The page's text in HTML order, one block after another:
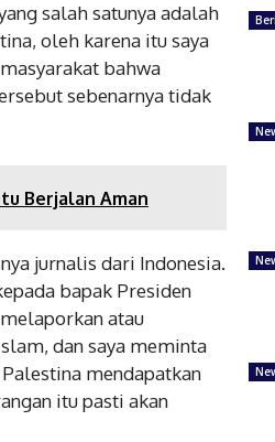
salah satunya adalah
oleh karena itu saya
bahwa
sebenarnya tidak
Berjalan Aman
jurnalis dari Indonesia.
bapak Presiden
atau
dan saya meminta
mendapatkan
itu pasti akan